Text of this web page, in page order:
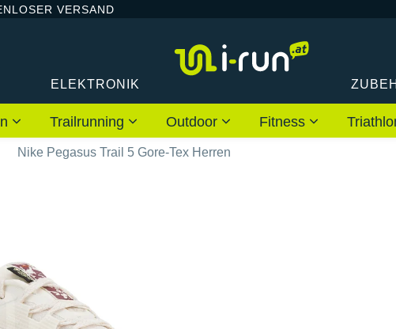
VERSAND
ELEKTRONIK
Trailrunning Outdoor Fitness
Nike Pegasus Trail 5 Gore-Tex Herren